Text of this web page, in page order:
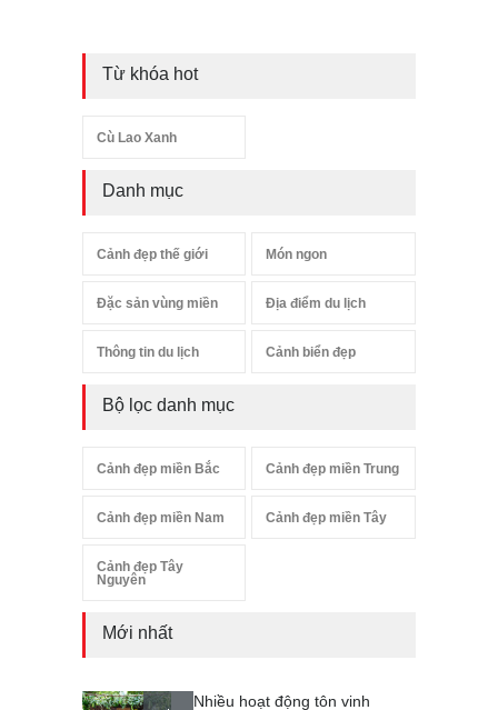
Từ khóa hot
Cù Lao Xanh
Danh mục
Cảnh đẹp thế giới Món ngon
Đặc sản vùng miền Địa điểm du lịch
Thông tin du lịch Cảnh biển đẹp
Bộ lọc danh mục
Cảnh đẹp miền Bắc Cảnh đẹp miền Trung
Cảnh đẹp miền Nam Cảnh đẹp miền Tây
Cảnh đẹp Tây
Nguyên
Mới nhất
Nhiều hoạt động tôn vinh